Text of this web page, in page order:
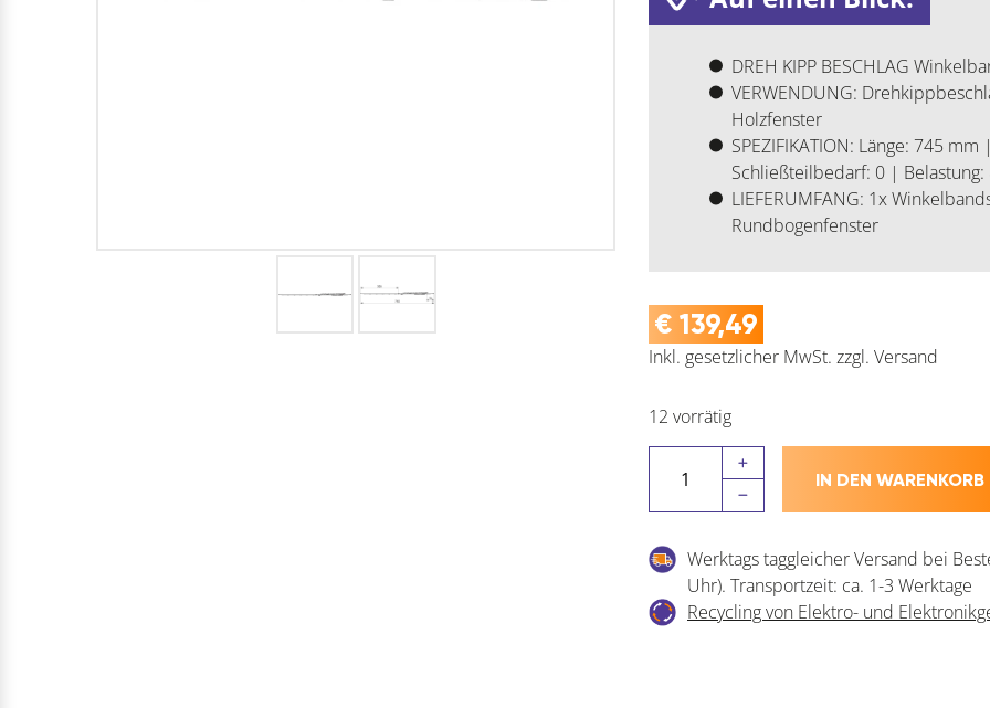
DREH KIPP BESCHLAG
VERWENDUNG:
Holzfenster
SPEZIFIKATION: Länge: 745
Schließteilbedarf: 0 |
LIEFERUMFANG: 1x
Rundbogenfenster
€ 139,49
Inkl. gesetzlicher MwSt. zzgl. Versand
12 vorrätig
Winkelbandschere
Rundbogenfenster
1250
IN DEN WARENKORB
Werktags taggleicher Versand bei
Uhr). Transportzeit: ca. 1-3 Werktage
Recycling von Elektro- und